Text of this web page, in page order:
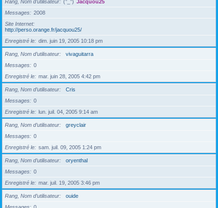
Rang, Nom d’utilisateur (°_°) Jacquou25
Messages
2008
Site Internet
http://perso.orange.fr/jacquou25/
Enregistré le
dim. juin 19, 2005 10:18 pm
Rang, Nom d’utilisateur
vivaguitarra
Messages
0
Enregistré le
mar. juin 28, 2005 4:42 pm
Rang, Nom d’utilisateur
Cris
Messages
0
Enregistré le
lun. juil. 04, 2005 9:14 am
Rang, Nom d’utilisateur
greyclair
Messages
0
Enregistré le
sam. juil. 09, 2005 1:24 pm
Rang, Nom d’utilisateur
oryenthal
Messages
0
Enregistré le
mar. juil. 19, 2005 3:46 pm
Rang, Nom d’utilisateur
ouide